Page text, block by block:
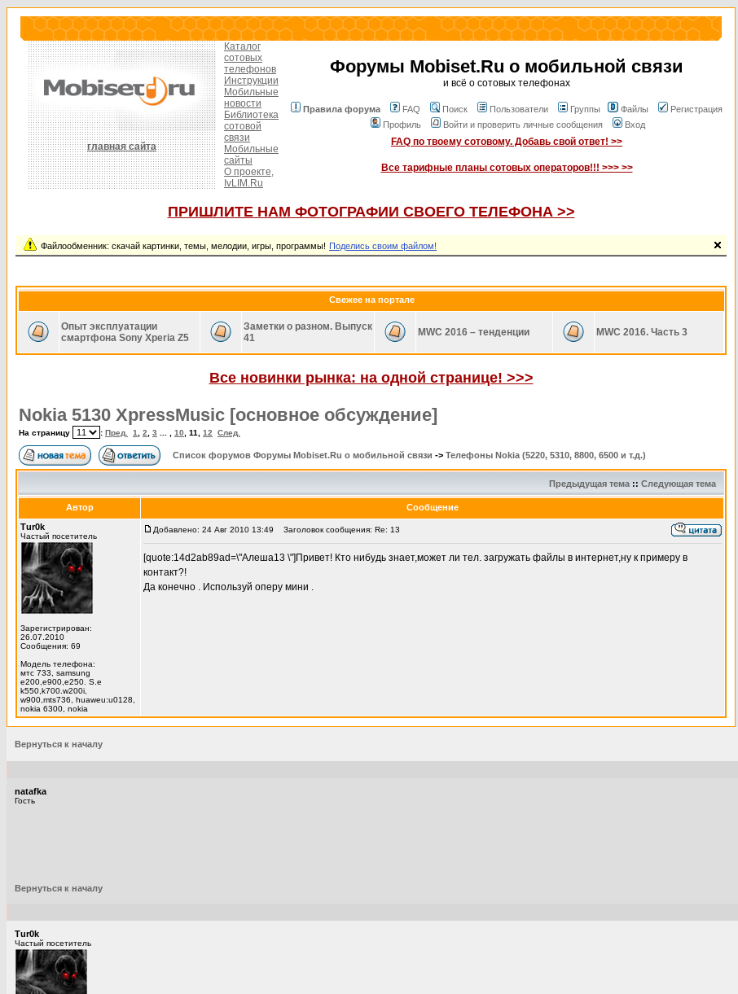
главная сайта
Каталог
сотовых
телефонов
Инструкции
Мобильные
новости
Библиотека
сотовой
связи
Мобильные
сайты
О проекте,
IvLIM.Ru
Форумы Mobiset.Ru о мобильной связи
и всё о сотовых телефонах
Правила форума FAQ Поиск Пользователи Группы Файлы
Регистрация
Профиль
Войти и проверить личные сообщения Вход
FAQ по твоему сотовому. Добавь свой ответ! >>
Все тарифные планы сотовых операторов!!! >>> >>
ПРИШЛИТЕ НАМ ФОТОГРАФИИ СВОЕГО ТЕЛЕФОНА >>
Файлообменник: скачай картинки, темы, мелодии, игры, программы! Поделись своим файлом!
Свежее на портале
Опыт эксплуатации
смартфона Sony Xperia Z5
Заметки о разном. Выпуск
41
MWC 2016 – тенденции MWC 2016. Часть 3
Все новинки рынка: на одной странице! >>>
Nokia 5130 XpressMusic [основное обсуждение]
На страницу : Пред. 1 2 3 10 11 12 След.
Список форумов Форумы Mobiset.Ru о мобильной связи -> Телефоны Nokia (5220, 5310, 8800, 6500 и т.д.)
Предыдущая тема :: Следующая тема
Автор
Сообщение
Тur0k
Частый посетитель
Зарегистрирован:
26.07.2010
Сообщения: 69
Модель телефона:
мтс 733, samsung
e200,e900,e250. S.e
k550,k700.w200i,
w900,mts736, huaweu:u0128,
nokia 6300, nokia
Добавлено: 24 Авг 2010 13:49 Заголовок сообщения: Re: 13
[quote:14d2ab89ad=\"Алеша13 \"]Привет! Кто нибудь знает,может ли тел. загружать файлы в интернет,ну к примеру в
контакт?!
Да конечно . Используй оперу мини .
Вернуться к началу
natafka
Гость
Вернуться к началу
Тur0k
Частый посетитель